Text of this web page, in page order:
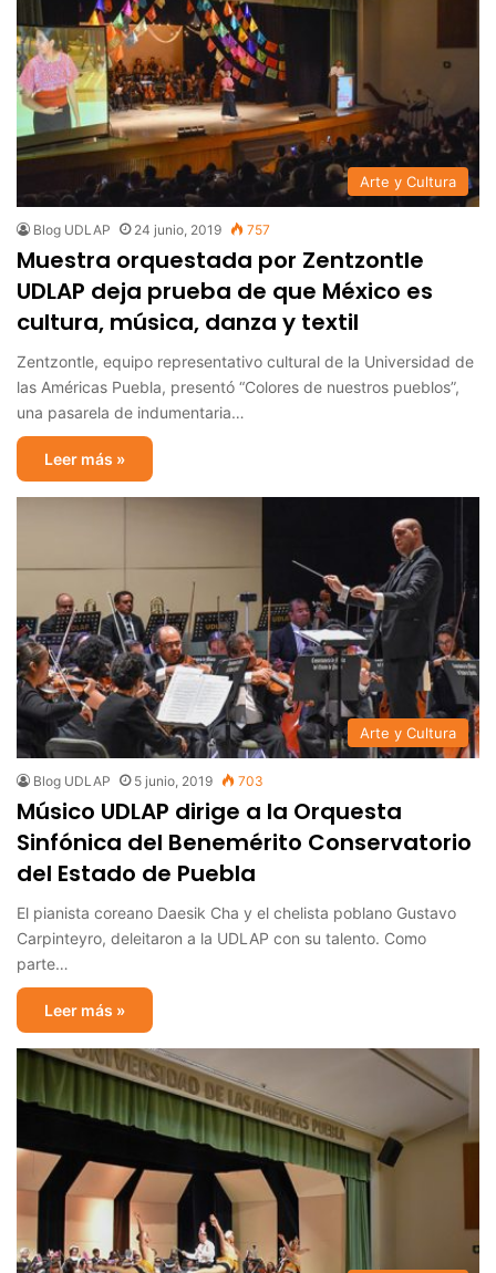
Arte y Cultura
Blog UDLAP 24 junio, 2019 757
Muestra orquestada por Zentzontle
UDLAP deja prueba de que México es
cultura, música, danza y textil
Zentzontle, equipo representativo cultural de la Universidad de
las Américas Puebla, presentó “Colores de nuestros pueblos”,
una pasarela de indumentaria…
Leer más »
Arte y Cultura
Blog UDLAP 5 junio, 2019 703
Músico UDLAP dirige a la Orquesta
Sinfónica del Benemérito Conservatorio
del Estado de Puebla
El pianista coreano Daesik Cha y el chelista poblano Gustavo
Carpinteyro, deleitaron a la UDLAP con su talento. Como
parte…
Leer más »